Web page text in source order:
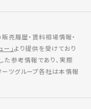
売履歴・賃料相場情報・
ー」より提供を受けており
参考情報であり、実際
ーツグループ各社は本情報